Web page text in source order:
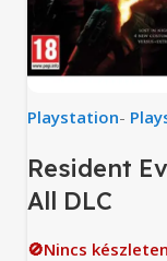
Playstation-
Resident
All DLC
🚫Nincs készleten